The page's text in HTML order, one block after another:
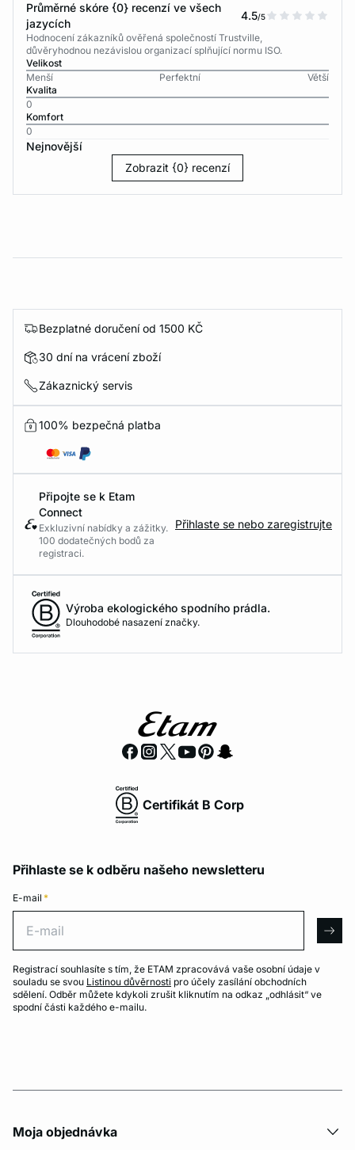
Průměrné skóre {0} recenzí ve všech
jazycích
4.5/5
Hodnocení zákazníků ověřená společností Trustville,
důvěryhodnou nezávislou organizací splňující normu ISO.
Velikost
Menší
Perfektní
Větší
Kvalita
0
Komfort
0
Nejnovější
Zobrazit {0} recenzí
Bezplatné doručení od 1500 KČ
30 dní na vrácení zboží
Zákaznický servis
100% bezpečná platba
Připojte se k Etam
Connect
Exkluzivní nabídky a zážitky.
100 dodatečných bodů za
registraci.
Přihlaste se nebo zaregistrujte
Výroba ekologického spodního prádla.
Dlouhodobé nasazení značky.
Certifikát B Corp
Přihlaste se k odběru našeho newsletteru
E-mail *
Registrací souhlasíte s tím, že ETAM zpracovává vaše osobní údaje v
souladu se svou Listinou důvěrnosti pro účely zasílání obchodních
sdělení. Odběr můžete kdykoli zrušit kliknutím na odkaz „odhlásit“ ve
spodní části každého e-mailu.
Moja objednávka